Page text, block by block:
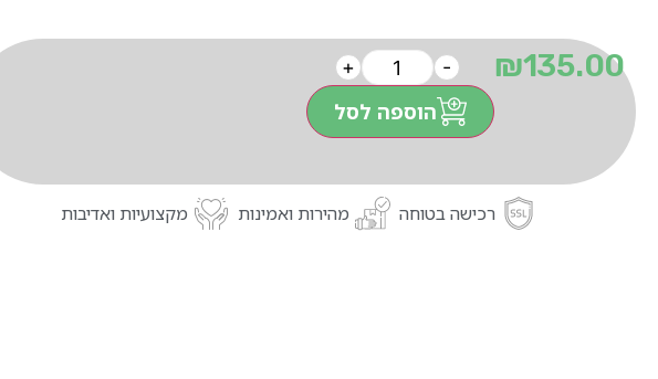
₪135.00
-
+
הוספה לסל
רכישה בטוחה מהירות ואמינות מקצועיות ואדיבות